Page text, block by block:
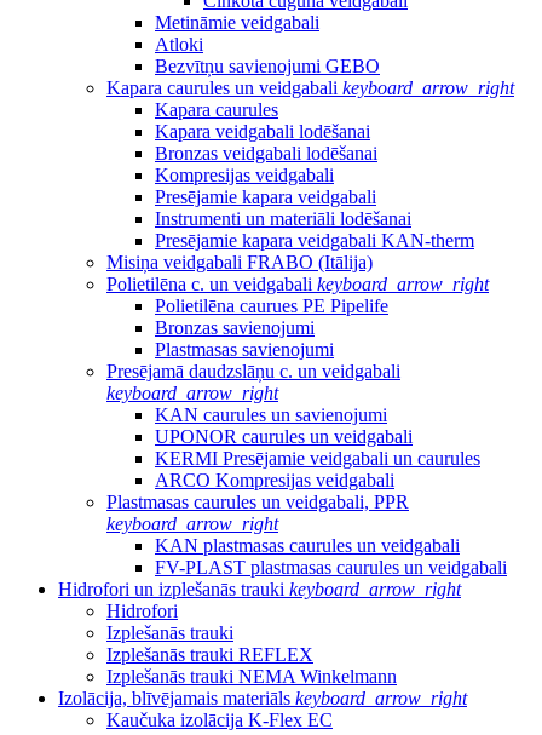
Metināmie veidgabali
Atloki
Bezvītņu savienojumi GEBO
Kapara caurules un veidgabali keyboard_arrow_right
Kapara caurules
Kapara veidgabali lodēšanai
Bronzas veidgabali lodēšanai
Kompresijas veidgabali
Presējamie kapara veidgabali
Instrumenti un materiāli lodēšanai
Presējamie kapara veidgabali KAN-therm
Misiņa veidgabali FRABO (Itālija)
Polietilēna c. un veidgabali keyboard_arrow_right
Polietilēna caurues PE Pipelife
Bronzas savienojumi
Plastmasas savienojumi
Presējamā daudzslāņu c. un veidgabali
keyboard_arrow_right
KAN caurules un savienojumi
UPONOR caurules un veidgabali
KERMI Presējamie veidgabali un caurules
ARCO Kompresijas veidgabali
Plastmasas caurules un veidgabali, PPR
keyboard_arrow_right
KAN plastmasas caurules un veidgabali
FV-PLAST plastmasas caurules un veidgabali
Hidrofori un izplešanās trauki keyboard_arrow_right
Hidrofori
Izplešanās trauki
Izplešanās trauki REFLEX
Izplešanās trauki NEMA Winkelmann
Izolācija, blīvējamais materiāls keyboard_arrow_right
Kaučuka izolācija K-Flex EC